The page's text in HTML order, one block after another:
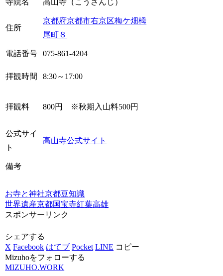
住所
京都府京都市右京区梅ケ畑栂
尾町８
電話番号 075-861-4204
拝観時間 8:30～17:00
拝観料 800円 ※秋期入山料500円
公式サイ
ト
高山寺公式サイト
備考
お寺と神社京都豆知識
世界遺産京都国宝寺紅葉高雄
スポンサーリンク
シェアする
X Facebook はてブ Pocket LINE コピー
Mizuhoをフォローする
MIZUHO.WORK